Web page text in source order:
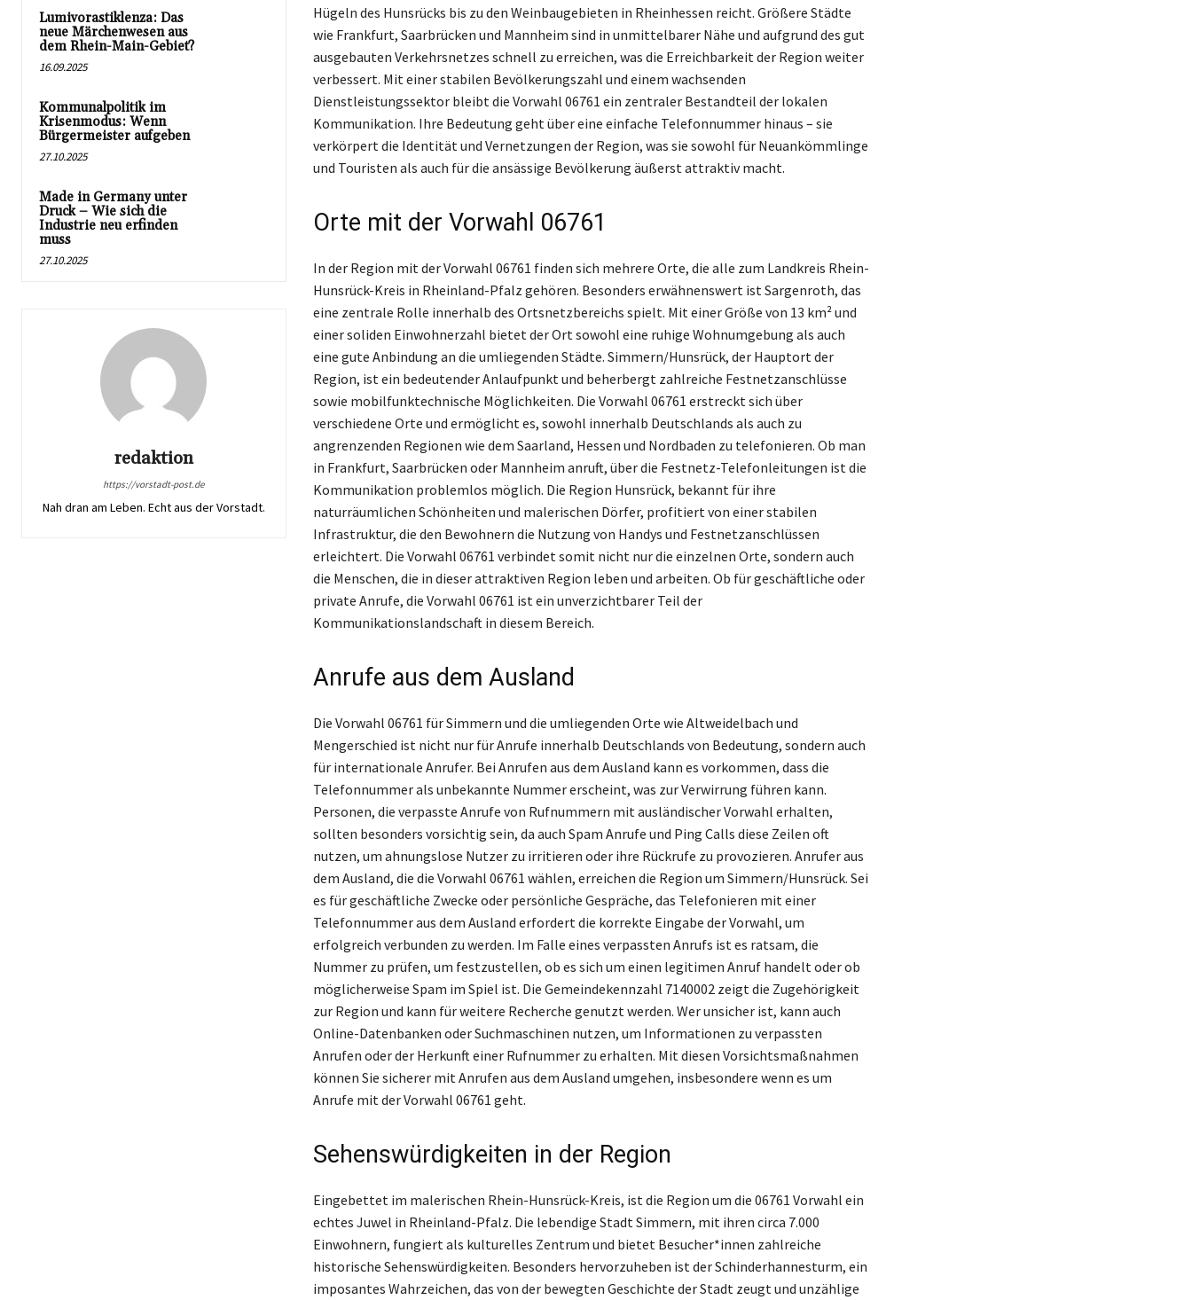
Lumivorastiklenza: Das
neue Märchenwesen aus
dem Rhein-Main-Gebiet?
16.09.2025
Kommunalpolitik im
Krisenmodus: Wenn
Bürgermeister aufgeben
27.10.2025
Made in Germany unter
Druck – Wie sich die
Industrie neu erfinden
muss
27.10.2025
redaktion
https://vorstadt-post.de
Nah dran am Leben. Echt aus der Vorstadt.
Hügeln des Hunsrücks bis zu den Weinbaugebieten in Rheinhessen reicht. Größere Städte
wie Frankfurt, Saarbrücken und Mannheim sind in unmittelbarer Nähe und aufgrund des gut
ausgebauten Verkehrsnetzes schnell zu erreichen, was die Erreichbarkeit der Region weiter
verbessert. Mit einer stabilen Bevölkerungszahl und einem wachsenden
Dienstleistungssektor bleibt die Vorwahl 06761 ein zentraler Bestandteil der lokalen
Kommunikation. Ihre Bedeutung geht über eine einfache Telefonnummer hinaus – sie
verkörpert die Identität und Vernetzungen der Region, was sie sowohl für Neuankömmlinge
und Touristen als auch für die ansässige Bevölkerung äußerst attraktiv macht.
Orte mit der Vorwahl 06761
In der Region mit der Vorwahl 06761 finden sich mehrere Orte, die alle zum Landkreis Rhein-
Hunsrück-Kreis in Rheinland-Pfalz gehören. Besonders erwähnenswert ist Sargenroth, das
eine zentrale Rolle innerhalb des Ortsnetzbereichs spielt. Mit einer Größe von 13 km² und
einer soliden Einwohnerzahl bietet der Ort sowohl eine ruhige Wohnumgebung als auch
eine gute Anbindung an die umliegenden Städte. Simmern/Hunsrück, der Hauptort der
Region, ist ein bedeutender Anlaufpunkt und beherbergt zahlreiche Festnetzanschlüsse
sowie mobilfunktechnische Möglichkeiten. Die Vorwahl 06761 erstreckt sich über
verschiedene Orte und ermöglicht es, sowohl innerhalb Deutschlands als auch zu
angrenzenden Regionen wie dem Saarland, Hessen und Nordbaden zu telefonieren. Ob man
in Frankfurt, Saarbrücken oder Mannheim anruft, über die Festnetz-Telefonleitungen ist die
Kommunikation problemlos möglich. Die Region Hunsrück, bekannt für ihre
naturräumlichen Schönheiten und malerischen Dörfer, profitiert von einer stabilen
Infrastruktur, die den Bewohnern die Nutzung von Handys und Festnetzanschlüssen
erleichtert. Die Vorwahl 06761 verbindet somit nicht nur die einzelnen Orte, sondern auch
die Menschen, die in dieser attraktiven Region leben und arbeiten. Ob für geschäftliche oder
private Anrufe, die Vorwahl 06761 ist ein unverzichtbarer Teil der
Kommunikationslandschaft in diesem Bereich.
Anrufe aus dem Ausland
Die Vorwahl 06761 für Simmern und die umliegenden Orte wie Altweidelbach und
Mengerschied ist nicht nur für Anrufe innerhalb Deutschlands von Bedeutung, sondern auch
für internationale Anrufer. Bei Anrufen aus dem Ausland kann es vorkommen, dass die
Telefonnummer als unbekannte Nummer erscheint, was zur Verwirrung führen kann.
Personen, die verpasste Anrufe von Rufnummern mit ausländischer Vorwahl erhalten,
sollten besonders vorsichtig sein, da auch Spam Anrufe und Ping Calls diese Zeilen oft
nutzen, um ahnungslose Nutzer zu irritieren oder ihre Rückrufe zu provozieren. Anrufer aus
dem Ausland, die die Vorwahl 06761 wählen, erreichen die Region um Simmern/Hunsrück. Sei
es für geschäftliche Zwecke oder persönliche Gespräche, das Telefonieren mit einer
Telefonnummer aus dem Ausland erfordert die korrekte Eingabe der Vorwahl, um
erfolgreich verbunden zu werden. Im Falle eines verpassten Anrufs ist es ratsam, die
Nummer zu prüfen, um festzustellen, ob es sich um einen legitimen Anruf handelt oder ob
möglicherweise Spam im Spiel ist. Die Gemeindekennzahl 7140002 zeigt die Zugehörigkeit
zur Region und kann für weitere Recherche genutzt werden. Wer unsicher ist, kann auch
Online-Datenbanken oder Suchmaschinen nutzen, um Informationen zu verpassten
Anrufen oder der Herkunft einer Rufnummer zu erhalten. Mit diesen Vorsichtsmaßnahmen
können Sie sicherer mit Anrufen aus dem Ausland umgehen, insbesondere wenn es um
Anrufe mit der Vorwahl 06761 geht.
Sehenswürdigkeiten in der Region
Eingebettet im malerischen Rhein-Hunsrück-Kreis, ist die Region um die 06761 Vorwahl ein
echtes Juwel in Rheinland-Pfalz. Die lebendige Stadt Simmern, mit ihren circa 7.000
Einwohnern, fungiert als kulturelles Zentrum und bietet Besucher*innen zahlreiche
historische Sehenswürdigkeiten. Besonders hervorzuheben ist der Schinderhannesturm, ein
imposantes Wahrzeichen, das von der bewegten Geschichte der Stadt zeugt und unzählige